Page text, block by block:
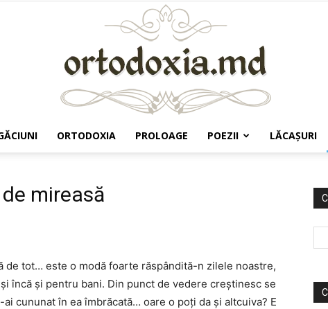
ORTODOXIA PROLOAGE POEZII LĂCAŞURI
mireasă
de tot… este o modă foarte răspândită-n zilele noastre,
încă şi pentru bani. Din punct de vedere creştinesc se
cununat în ea îmbrăcată… oare o poţi da şi altcuiva? E